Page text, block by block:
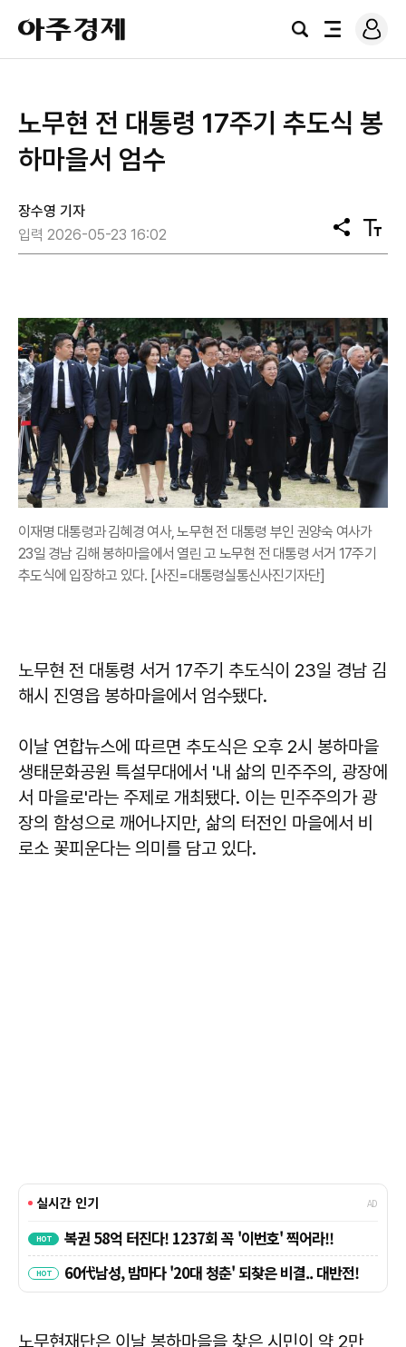
아
주
경
검
전
로
그
노무현 전 대통령 17주기 추도식 봉
하마을서 엄수
장수영 기자
입력 2026-05-23 16:02
공
유
텍
스
이재명 대통령과 김혜경 여사, 노무현 전 대통령 부인 권양숙 여사가
23일 경남 김해 봉하마을에서 열린 고 노무현 전 대통령 서거 17주기
추도식에 입장하고 있다. [사진=대통령실통신사진기자단]
노무현 전 대통령 서거 17주기 추도식이 23일 경남 김
해시 진영읍 봉하마을에서 엄수됐다.
이날 연합뉴스에 따르면 추도식은 오후 2시 봉하마을
생태문화공원 특설무대에서 '내 삶의 민주주의, 광장에
서 마을로'라는 주제로 개최됐다. 이는 민주주의가 광
장의 함성으로 깨어나지만, 삶의 터전인 마을에서 비
로소 꽃피운다는 의미를 담고 있다.
노무현재단은 이날 봉하마을을 찾은 시민이 약 2만